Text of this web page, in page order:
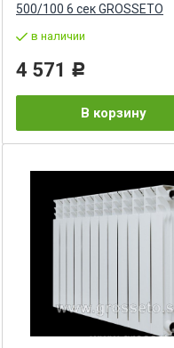
500/100 6 сек GROSSETO
в наличии
4 571 Р
В корзину